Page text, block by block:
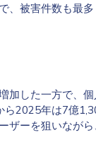
、被害件数も最
加した一方で、
2025年は7億
ザーを狙いなが